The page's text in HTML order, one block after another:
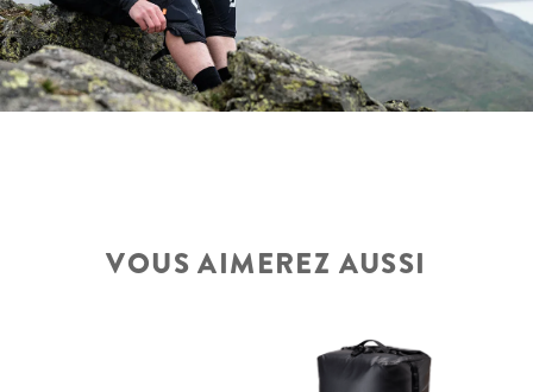
VOUS AIMEREZ AUSSI